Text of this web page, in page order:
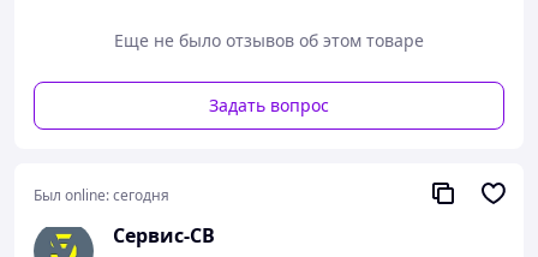
Еще не было отзывов об этом товаре
Задать вопрос
Был online:сегодня
Сервис-СВ